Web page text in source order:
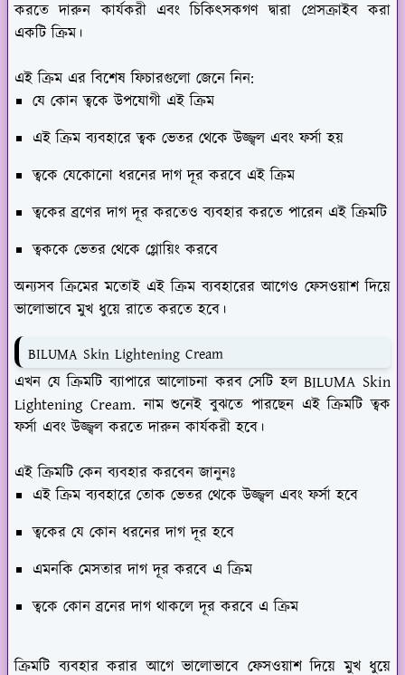
করতে দারুন কার্যকরী এবং চিকিৎসকগণ দ্বারা প্রেসক্রাইব করা
একটি ক্রিম।
এই ক্রিম এর বিশেষ ফিচারগুলো জেনে নিন:
যে কোন ত্বকে উপযোগী এই ক্রিম
এই ক্রিম ব্যবহারে ত্বক ভেতর থেকে উজ্জ্বল এবং ফর্সা হয়
ত্বকে যেকোনো ধরনের দাগ দূর করবে এই ক্রিম
ত্বকের ব্রণের দাগ দূর করতেও ব্যবহার করতে পারেন এই ক্রিমটি
ত্বককে ভেতর থেকে গ্লোয়িং করবে
অন্যসব ক্রিমের মতোই এই ক্রিম ব্যবহারের আগেও ফেসওয়াশ দিয়ে
ভালোভাবে মুখ ধুয়ে রাতে করতে হবে।
BILUMA Skin Lightening Cream
এখন যে ক্রিমটি ব্যাপারে আলোচনা করব সেটি হল BILUMA Skin
Lightening Cream. নাম শুনেই বুঝতে পারছেন এই ক্রিমটি ত্বক
ফর্সা এবং উজ্জ্বল করতে দারুন কার্যকরী হবে।
এই ক্রিমটি কেন ব্যবহার করবেন জানুনঃ
এই ক্রিম ব্যবহারে তোক ভেতর থেকে উজ্জ্বল এবং ফর্সা হবে
ত্বকের যে কোন ধরনের দাগ দূর হবে
এমনকি মেসতার দাগ দূর করবে এ ক্রিম
ত্বকে কোন ব্রনের দাগ থাকলে দূর করবে এ ক্রিম
ক্রিমটি ব্যবহার করার আগে ভালোভাবে ফেসওয়াশ দিয়ে মুখ ধুয়ে